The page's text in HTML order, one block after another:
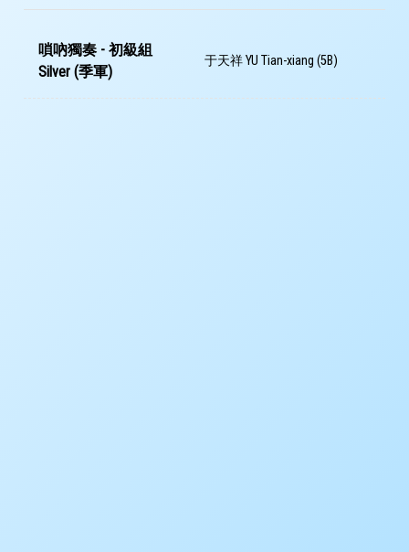
嗩吶獨奏 - 初級組
Silver (季軍)
于天祥 YU Tian-xiang (5B)